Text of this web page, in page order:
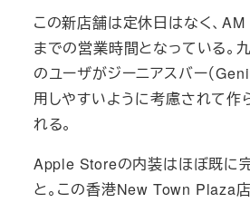
この新店舗は定休日はなく、
までの営業時間となっている。
のユーザがジーニアスバー（
用しやすいように考慮されて作
れる。
Apple Storeの内装はほぼ既に
と。この香港New Town Plaza